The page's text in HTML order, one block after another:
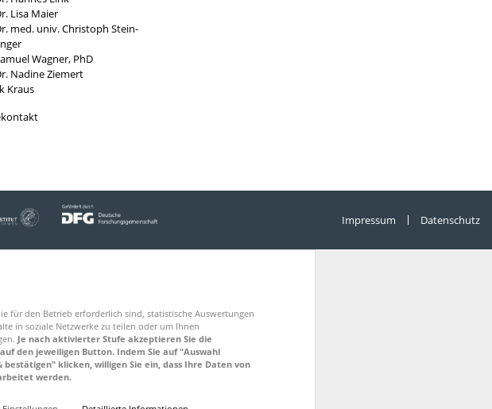
für den Betrieb erforderlich sind, statistische Auswertungen
in soziale Netzwerke zu teilen oder um Ihnen
Je nach aktivierter Stufe akzeptieren Sie die
den jeweiligen Button. Indem Sie auf "Auswahl
klicken, willigen Sie ein, dass Ihre Daten von
werden.
Lisa Maier
med. univ. Christoph Stein-
Wagner, PhD
Nadine Ziemert
Kraus
Impressum Datenschutz